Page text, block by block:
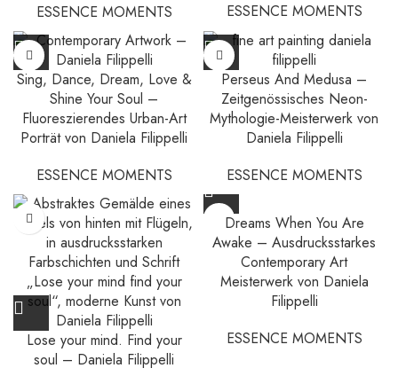
ESSENCE MOMENTS
ESSENCE MOMENTS
Sing, Dance, Dream, Love &
Shine Your Soul –
Fluoreszierendes Urban-Art
Porträt von Daniela Filippelli
ESSENCE MOMENTS
Perseus And Medusa –
Zeitgenössisches Neon-
Mythologie-Meisterwerk von
Daniela Filippelli
ESSENCE MOMENTS
Lose your mind. Find your
soul – Daniela Filippelli
Dreams When You Are
Awake – Ausdrucksstarkes
Contemporary Art
Meisterwerk von Daniela
Filippelli
ESSENCE MOMENTS